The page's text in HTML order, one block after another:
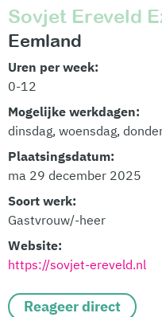
Sovjet Ereveld
Eemland
Uren per week:
0-12
Mogelijke werkdagen:
dinsdag, woensdag,
Plaatsingsdatum:
ma 29 december 2025
Soort werk:
Gastvrouw/-heer
Website:
https://sovjet-ereveld.nl
Reageer direct